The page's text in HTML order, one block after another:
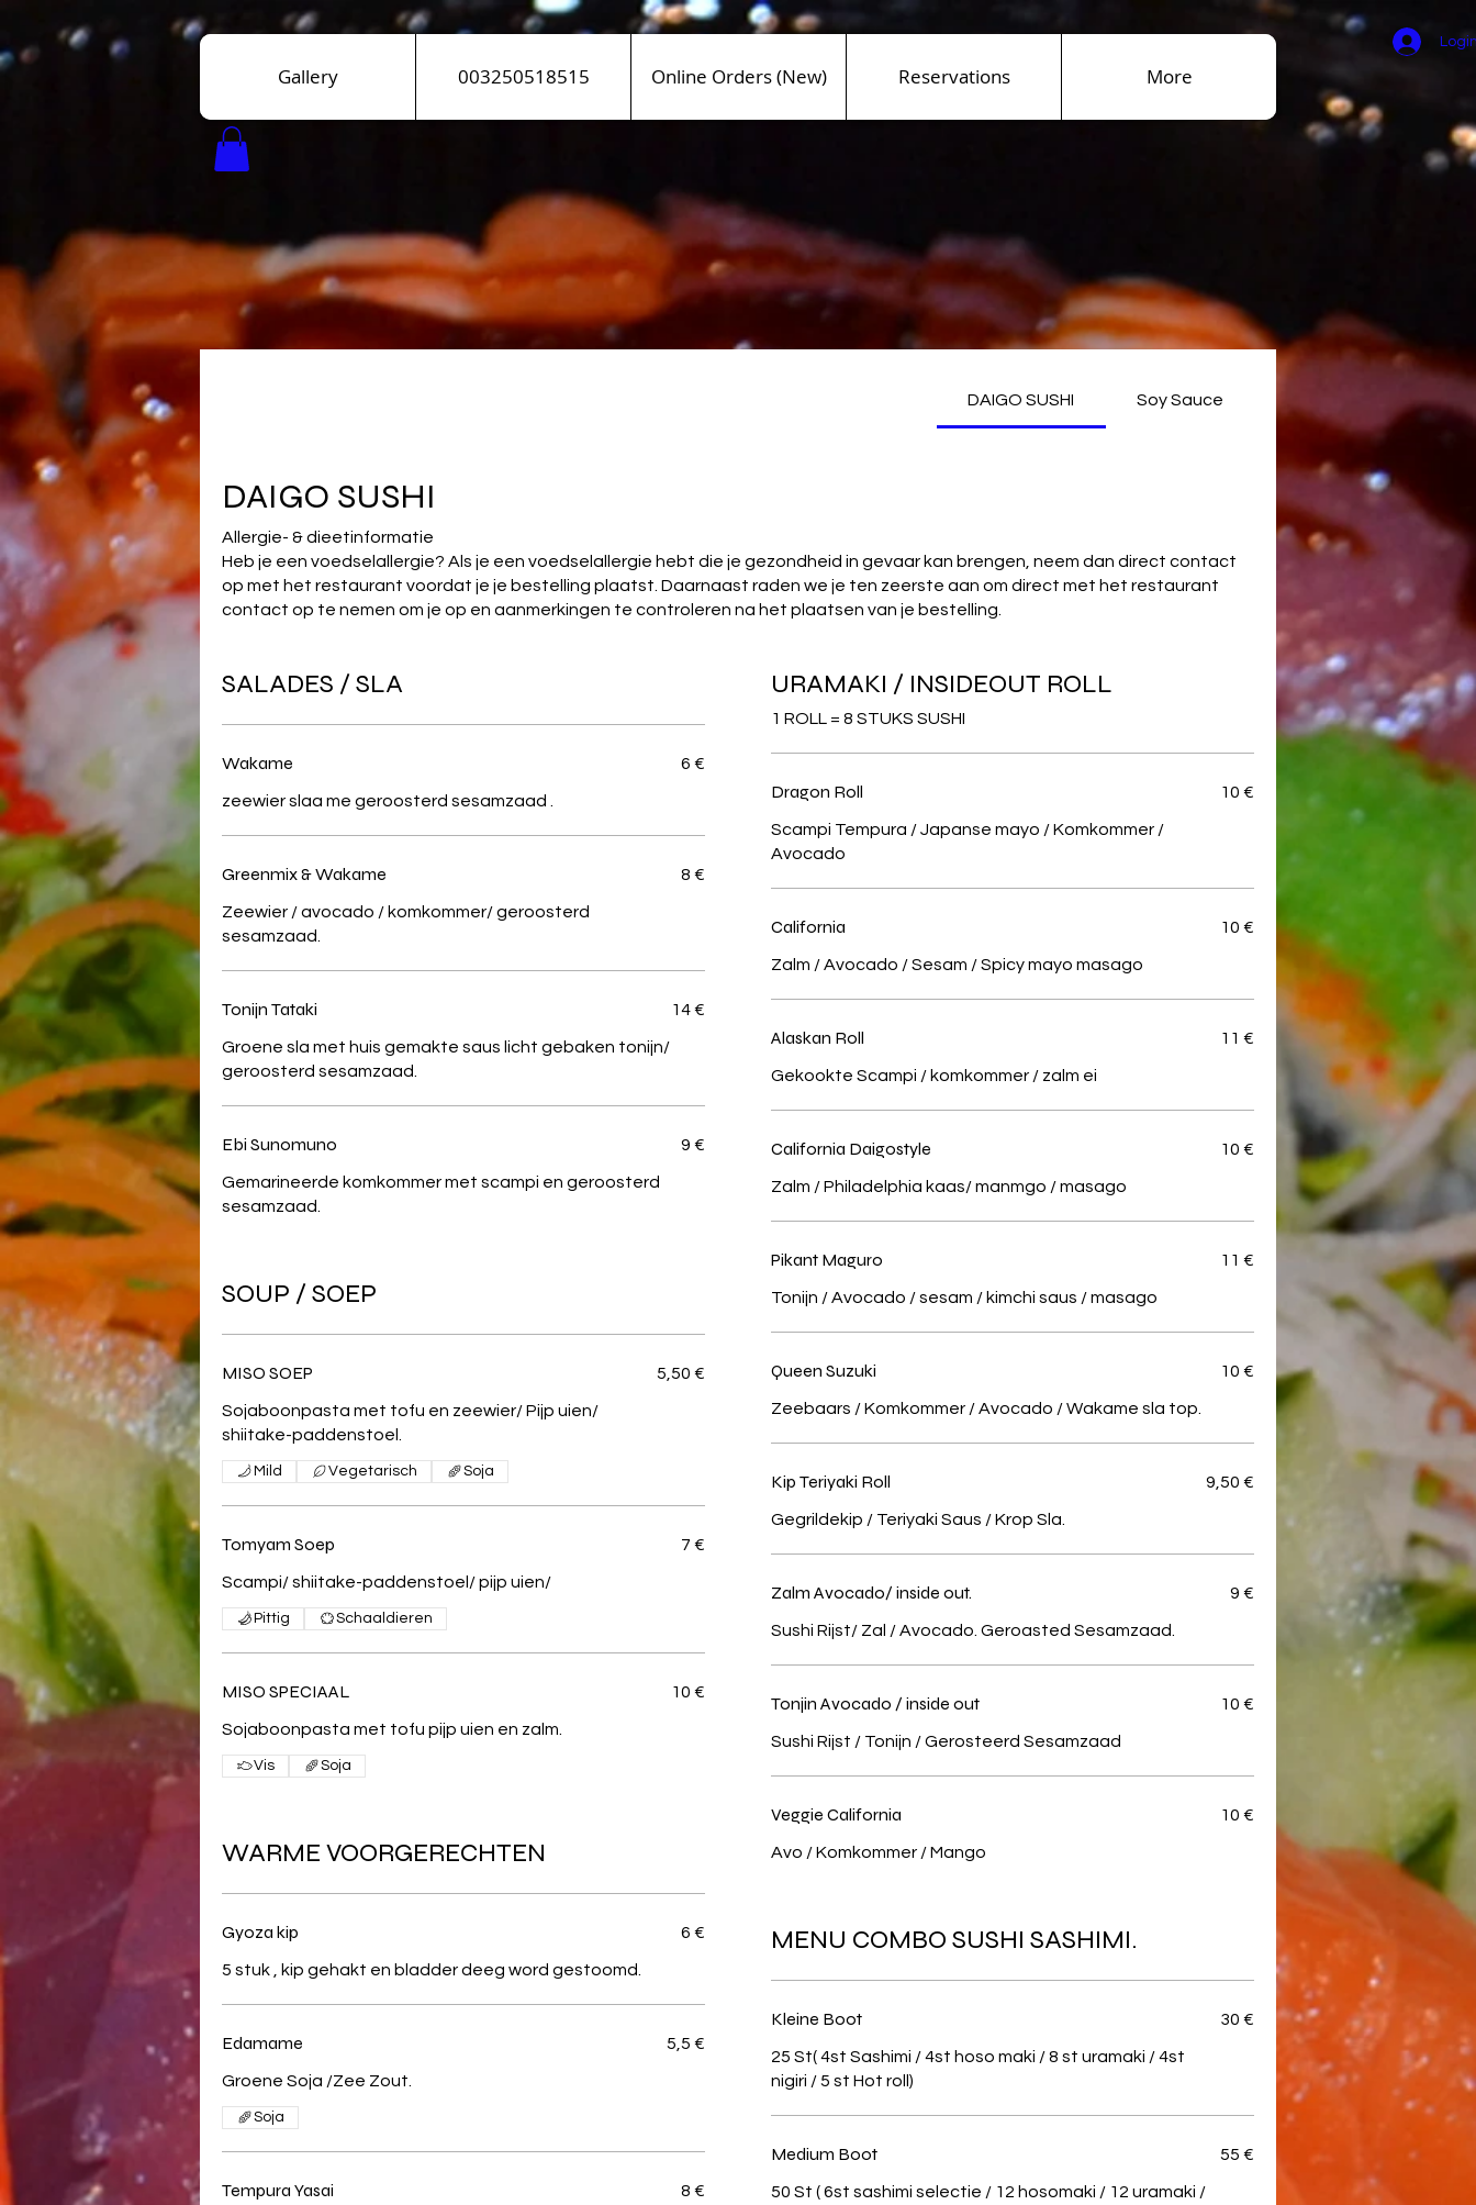
Gallery 003250518515 Online Orders (New) Reservations More
DAIGO SUSHI Soy Sauce
DAIGO SUSHI
Allergie- & dieetinformatie
Heb je een voedselallergie? Als je een voedselallergie hebt die je gezondheid in gevaar kan brengen, neem dan direct contact
op met het restaurant voordat je je bestelling plaatst. Daarnaast raden we je ten zeerste aan om direct met het restaurant
contact op te nemen om je op en aanmerkingen te controleren na het plaatsen van je bestelling.
SALADES / SLA
Wakame 6 €
Greenmix & Wakame
Zeewier / avocado / komkommer/ geroosterd
sesamzaad.
8 €
Tonijn Tataki
Groene sla met huis gemakte saus licht gebaken tonijn/
geroosterd sesamzaad.
14 €
Ebi Sunomuno
Gemarineerde komkommer met scampi en geroosterd
sesamzaad.
9 €
SOUP / SOEP
MISO SOEP
Sojaboonpasta met tofu en zeewier/ Pijp uien/
shiitake-paddenstoel.
5,50 €
Mild Vegetarisch Soja
Tomyam Soep
Scampi/ shiitake-paddenstoel/ pijp uien/
7 €
Pittig Schaaldieren
MISO SPECIAAL
Sojaboonpasta met tofu pijp uien en zalm.
10 €
Vis Soja
WARME VOORGERECHTEN
Gyoza kip
5 stuk , kip gehakt en bladder deeg word gestoomd.
6 €
Edamame
Groene Soja /Zee Zout.
5,5 €
Soja
Tempura Yasai 8 €
URAMAKI / INSIDEOUT ROLL
1 ROLL = 8 STUKS SUSHI
Dragon Roll
Scampi Tempura / Japanse mayo / Komkommer /
Avocado
10 €
California
Zalm / Avocado / Sesam / Spicy mayo masago
10 €
Alaskan Roll
Gekookte Scampi / komkommer / zalm ei
11 €
California Daigostyle
Zalm / Philadelphia kaas/ manmgo / masago
10 €
Pikant Maguro
Tonijn / Avocado / sesam / kimchi saus / masago
11 €
Queen Suzuki
Zeebaars / Komkommer / Avocado / Wakame sla top.
10 €
Kip Teriyaki Roll
Gegrildekip / Teriyaki Saus / Krop Sla.
9,50 €
Zalm Avocado/ inside out.
Sushi Rijst/ Zal / Avocado. Geroasted Sesamzaad.
9 €
Tonjin Avocado / inside out
Sushi Rijst / Tonijn / Gerosteerd Sesamzaad
10 €
Veggie California
Avo / Komkommer / Mango
10 €
MENU COMBO SUSHI SASHIMI.
Kleine Boot
25 St( 4st Sashimi / 4st hoso maki / 8 st uramaki / 4st
nigiri / 5 st Hot roll)
30 €
Medium Boot
50 St ( 6st sashimi selectie / 12 hosomaki / 12 uramaki /
55 €